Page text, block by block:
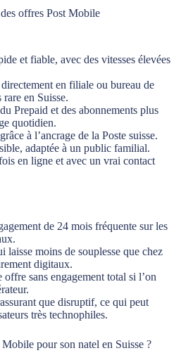
offres Post Mobile
et fiable, avec des vitesses élevées
en filiale ou bureau de
rare en Suisse.
Prepaid et des abonnements plus
quotidien.
à l’ancrage de la Poste suisse.
adaptée à un public familial.
en ligne et avec un vrai contact
de 24 mois fréquente sur les
laisse moins de souplesse que chez
digitaux.
sans engagement total si l’on
que disruptif, ce qui peut
très technophiles.
pour son natel en Suisse ?